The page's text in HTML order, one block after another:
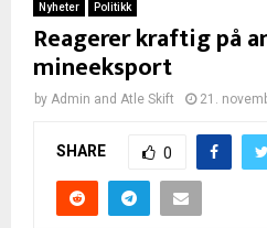
Nyheter Politikk
Reagerer kraftig på
mineeksport
by Admin and Atle Skift 21.
SHARE 0